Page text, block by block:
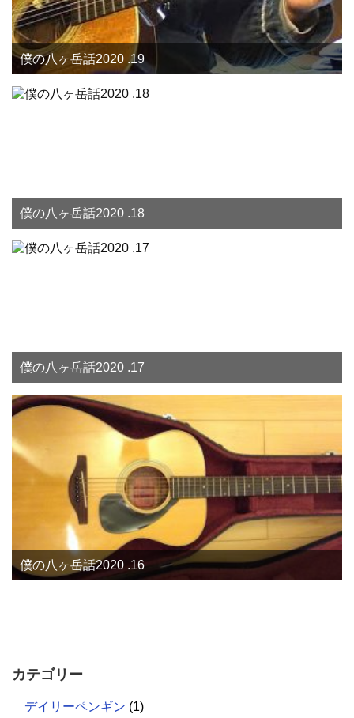
僕の八ヶ岳話2020 .19
僕の八ヶ岳話2020 .18
僕の八ヶ岳話2020 .17
僕の八ヶ岳話2020 .16
カテゴリー
デイリーペンギン (1)